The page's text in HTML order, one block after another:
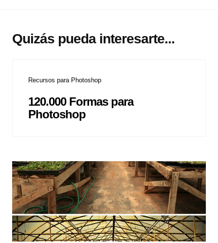
Quizás pueda interesarte...
Recursos para Photoshop
120.000 Formas para
Photoshop